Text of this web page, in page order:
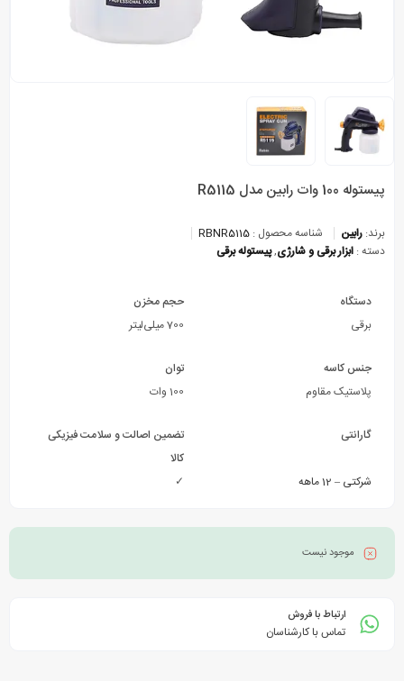
پیستوله 100 وات رابین مدل R5115
برند: رابین شناسه محصول : RBNR5115
دسته : ابزار برقی و شارژی,پیستوله برقی
دستگاه
برقی
حجم مخزن
700 میلی‌لیتر
جنس کاسه
پلاستیک مقاوم
توان
100 وات
گارانتی
شرکتی – 12 ماهه
تضمین اصالت و سلامت فیزیکی
کالا
✓
موجود نیست
ارتباط با فروش
تماس با کارشناسان